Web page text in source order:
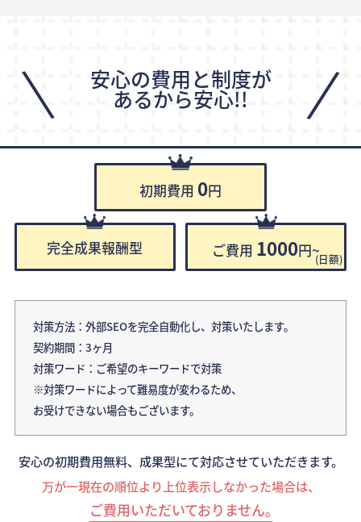
\ 安心の費用と制度が
あるから安心!! /
初期費用 0円
完全成果報酬型 ご費用 1000円~(日額)
対策方法：外部SEOを完全自動化し、対策いたします。
契約期間：3ヶ月
対策ワード：ご希望のキーワードで対策
※対策ワードによって難易度が変わるため、
お受けできない場合もございます。
安心の初期費用無料、成果型にて対応させていただきます。
万が一現在の順位より上位表示しなかった場合は、
ご費用いただいておりません｡